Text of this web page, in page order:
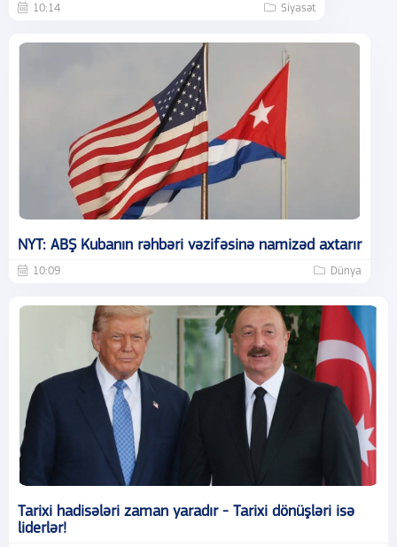
10:14 Siyasət
NYT: ABŞ Kubanın rəhbəri vəzifəsinə namizəd axtarır
10:09 Dünya
Tarixi hadisələri zaman yaradır - Tarixi dönüşləri isə
liderlər!